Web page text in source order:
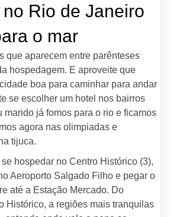
Rio de Janeiro
o mar
que aparecem entre parênteses
hospedagem. E aproveite que
boa para caminhar para andar
se escolher um hotel nos bairros
marido já fomos para o rio e ficamos
agora nas olimpiadas e
tijuca.
hospedar no Centro Histórico (3),
Aeroporto Salgado Filho e pegar o
até a Estação Mercado. Do
Histórico, a regiões mais tranquilas